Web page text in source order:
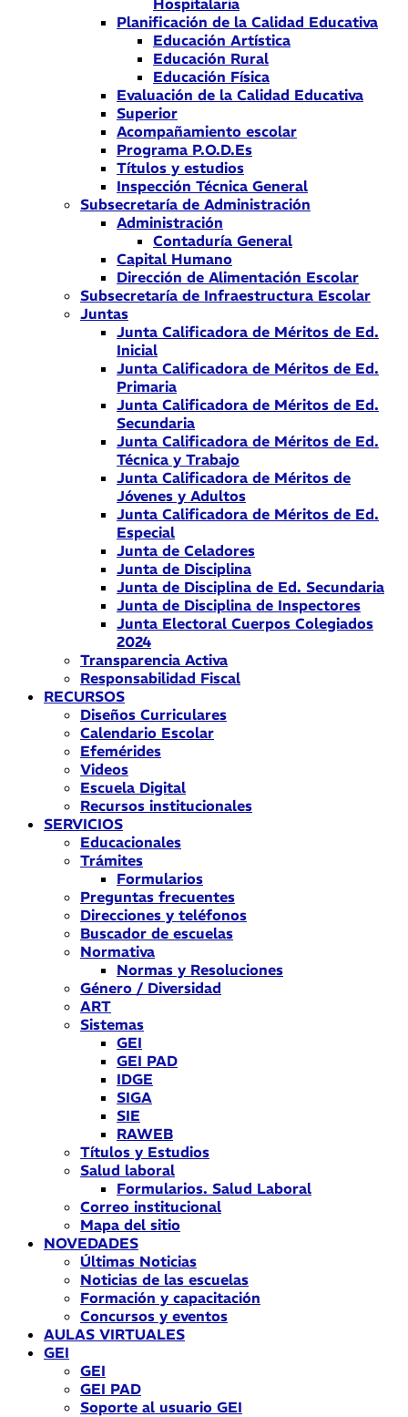
Hospitalaria
Planificación de la Calidad Educativa
Educación Artística
Educación Rural
Educación Física
Evaluación de la Calidad Educativa
Superior
Acompañamiento escolar
Programa P.O.D.Es
Títulos y estudios
Inspección Técnica General
Subsecretaría de Administración
Administración
Contaduría General
Capital Humano
Dirección de Alimentación Escolar
Subsecretaría de Infraestructura Escolar
Juntas
Junta Calificadora de Méritos de Ed.
Inicial
Junta Calificadora de Méritos de Ed.
Primaria
Junta Calificadora de Méritos de Ed.
Secundaria
Junta Calificadora de Méritos de Ed.
Técnica y Trabajo
Junta Calificadora de Méritos de
Jóvenes y Adultos
Junta Calificadora de Méritos de Ed.
Especial
Junta de Celadores
Junta de Disciplina
Junta de Disciplina de Ed. Secundaria
Junta de Disciplina de Inspectores
Junta Electoral Cuerpos Colegiados
2024
Transparencia Activa
Responsabilidad Fiscal
RECURSOS
Diseños Curriculares
Calendario Escolar
Efemérides
Videos
Escuela Digital
Recursos institucionales
SERVICIOS
Educacionales
Trámites
Formularios
Preguntas frecuentes
Direcciones y teléfonos
Buscador de escuelas
Normativa
Normas y Resoluciones
Género / Diversidad
ART
Sistemas
GEI
GEI PAD
IDGE
SIGA
SIE
RAWEB
Títulos y Estudios
Salud laboral
Formularios. Salud Laboral
Correo institucional
Mapa del sitio
NOVEDADES
Últimas Noticias
Noticias de las escuelas
Formación y capacitación
Concursos y eventos
AULAS VIRTUALES
GEI
GEI
GEI PAD
Soporte al usuario GEI